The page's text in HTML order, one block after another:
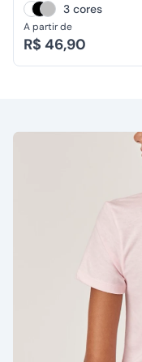
3 cores
A partir de
R$ 46,90